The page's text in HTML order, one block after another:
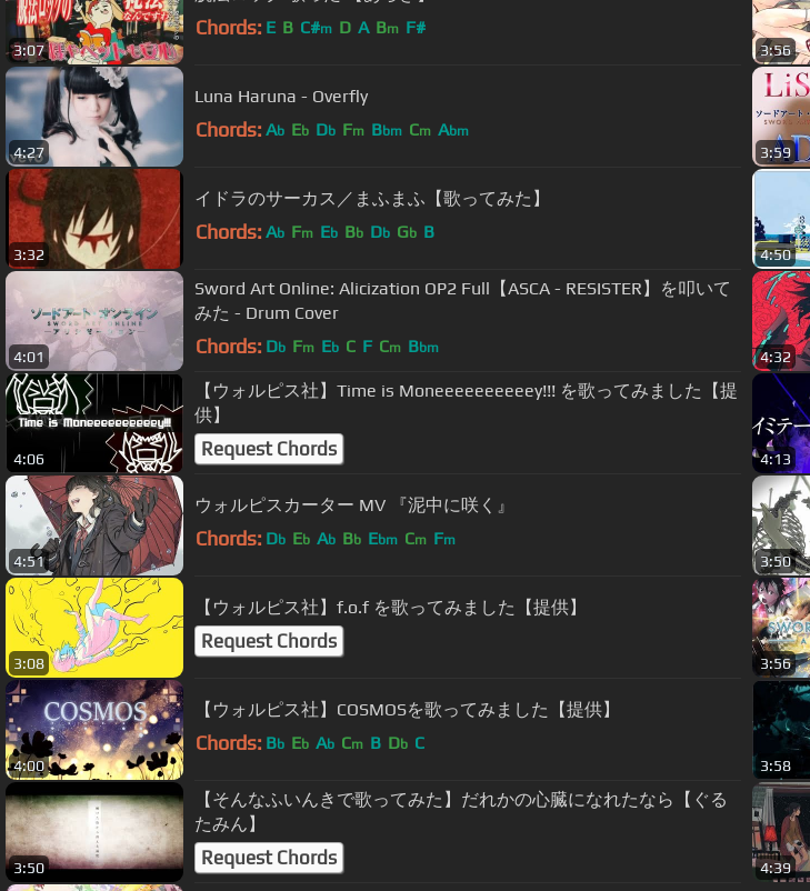
3:07
Chords: E B C#m D A Bm F#
3:56
4:27
Luna Haruna - Overfly
Chords: Ab Eb Db Fm Bbm Cm Abm
3:59
3:32
イドラのサーカス／まふまふ【歌ってみた】
Chords: Ab Fm Eb Bb Db Gb B
4:50
4:01
Sword Art Online: Alicization OP2 Full【ASCA - RESISTER】を叩いて
みた - Drum Cover
Chords: Db Fm Eb C F Cm Bbm
4:32
4:06
【ウォルピス社】Time is Moneeeeeeeeeey!!! を歌ってみました【提
供】
Request Chords 4:13
4:51
ウォルピスカーター MV 『泥中に咲く』
Chords: Db Eb Ab Bb Ebm Cm Fm
3:50
3:08
【ウォルピス社】f.o.f を歌ってみました【提供】
Request Chords
3:56
4:00
【ウォルピス社】COSMOSを歌ってみました【提供】
Chords: Bb Eb Ab Cm B Db C
3:58
3:50
【そんなふいんきで歌ってみた】だれかの心臓になれたなら【ぐる
たみん】
Request Chords 4:39